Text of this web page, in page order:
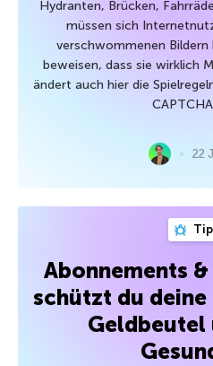
Hydranten, Brücken,
müssen sich
verschwommenen
beweisen, dass sie wirklich
ändert auch hier die
22
Abonnements
schützt du deine
Geldbeutel